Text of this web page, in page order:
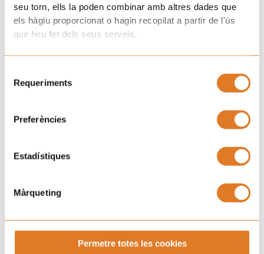
seu torn, ells la poden combinar amb altres dades que
els hàgiu proporcionat o hagin recopilat a partir de l'ús
que heu fet dels seus serveis.
Requeriments
Preferències
Estadístiques
Màrqueting
Permetre totes les cookies
Próximos eventos
“Sube, aquí arriba y baila”
Tarragona